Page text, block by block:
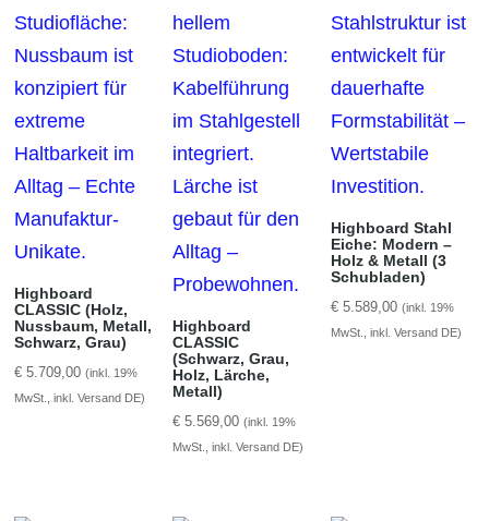
Highboard
CLASSIC (Holz,
Nussbaum, Metall,
Schwarz, Grau)
€ 5.709,00 (inkl. 19%
MwSt., inkl. Versand DE)
Highboard
CLASSIC
(Schwarz, Grau,
Holz, Lärche,
Metall)
€ 5.569,00 (inkl. 19%
MwSt., inkl. Versand DE)
Highboard Stahl
Eiche: Modern –
Holz & Metall (3
Schubladen)
€ 5.589,00 (inkl. 19%
MwSt., inkl. Versand DE)